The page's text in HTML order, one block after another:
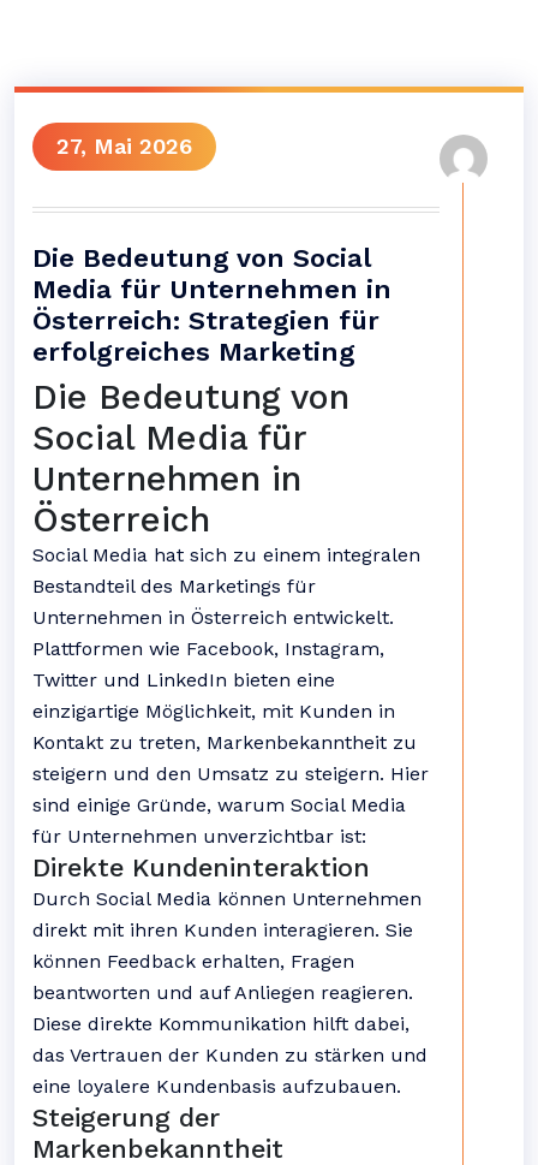
27, Mai 2026
Die Bedeutung von Social
Media für Unternehmen in
Österreich: Strategien für
erfolgreiches Marketing
Die Bedeutung von
Social Media für
Unternehmen in
Österreich
Social Media hat sich zu einem integralen
Bestandteil des Marketings für
Unternehmen in Österreich entwickelt.
Plattformen wie Facebook, Instagram,
Twitter und LinkedIn bieten eine
einzigartige Möglichkeit, mit Kunden in
Kontakt zu treten, Markenbekanntheit zu
steigern und den Umsatz zu steigern. Hier
sind einige Gründe, warum Social Media
für Unternehmen unverzichtbar ist:
Direkte Kundeninteraktion
Durch Social Media können Unternehmen
direkt mit ihren Kunden interagieren. Sie
können Feedback erhalten, Fragen
beantworten und auf Anliegen reagieren.
Diese direkte Kommunikation hilft dabei,
das Vertrauen der Kunden zu stärken und
eine loyalere Kundenbasis aufzubauen.
Steigerung der
Markenbekanntheit